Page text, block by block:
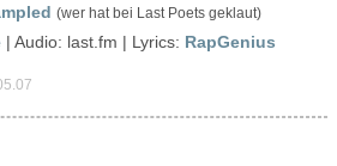
(wer hat bei Last Poets geklaut)
| Audio: last.fm | Lyrics: RapGenius